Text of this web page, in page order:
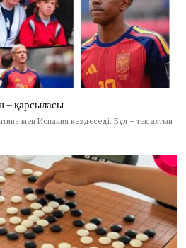
– қарсыласы
мен Испания кездеседі. Бұл – тек алтын